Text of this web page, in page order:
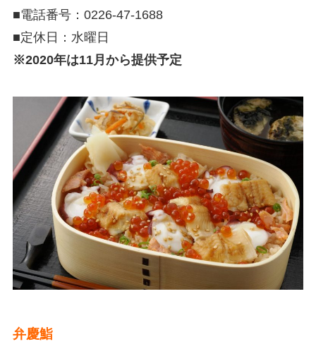
■電話番号：0226-47-1688
■定休日：水曜日
※2020年は11月から提供予定
弁慶鮨